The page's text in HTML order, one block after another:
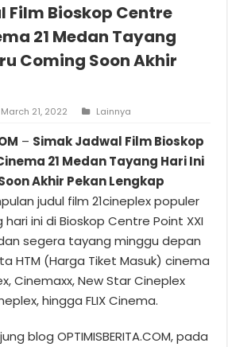
Film Bioskop Centre
21 Medan Tayang
Coming Soon Akhir
March 21, 2022 Lainnya
– Simak Jadwal Film Bioskop
21 Medan Tayang Hari Ini
Akhir Pekan Lengkap
judul film 21cineplex populer
ini di Bioskop Centre Point XXI
segera tayang minggu depan
HTM (Harga Tiket Masuk) cinema
Cinemaxx, New Star Cineplex
hingga FLIX Cinema.
blog OPTIMISBERITA.COM, pada